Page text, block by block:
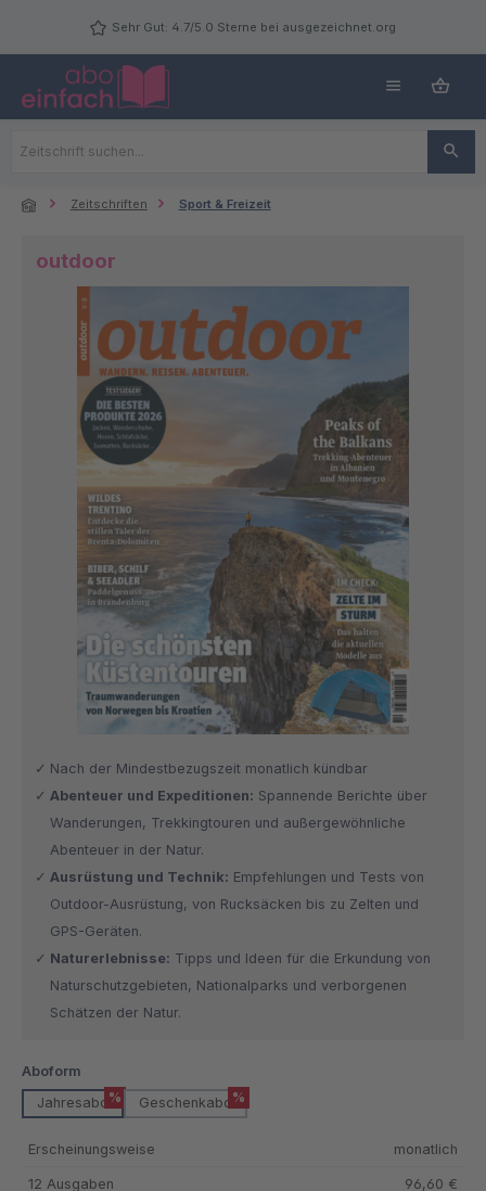
Zum Hauptinhalt springenSehr Gut: 4.7/5.0 Sterne bei ausgezeichnet.org
Zeitschriften Sport & Freizeit
outdoor
Nach der Mindestbezugszeit monatlich kündbar
Abenteuer und Expeditionen: Spannende Berichte über
Wanderungen, Trekkingtouren und außergewöhnliche
Abenteuer in der Natur.
Ausrüstung und Technik: Empfehlungen und Tests von
Outdoor-Ausrüstung, von Rucksäcken bis zu Zelten und
GPS-Geräten.
Naturerlebnisse: Tipps und Ideen für die Erkundung von
Naturschutzgebieten, Nationalparks und verborgenen
Schätzen der Natur.
Aboform
Jahresabo % Geschenkabo %
Erscheinungsweise monatlich
12 Ausgaben 96,60 €